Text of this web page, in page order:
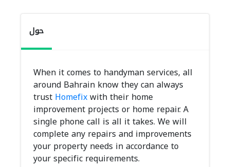
حول
When it comes to handyman services, all
around Bahrain know they can always
trustHomefixwith their home
improvement projects or home repair. A
single phone call is all it takes. We will
complete any repairs and improvements
your property needs in accordance to
your specific requirements.